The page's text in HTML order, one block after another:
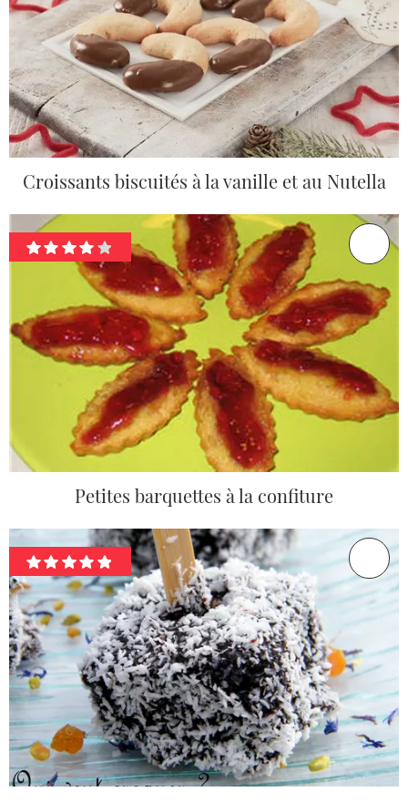
Croissants biscuités à la vanille et au Nutella
Petites barquettes à la confiture